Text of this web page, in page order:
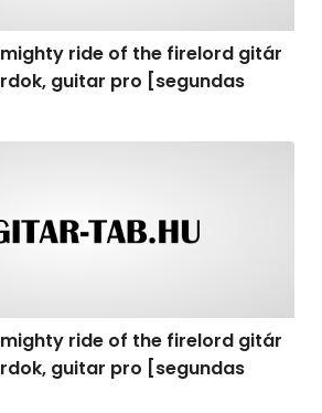
ride of the firelord gitár
guitar pro [segundas
ride of the firelord gitár
guitar pro [segundas